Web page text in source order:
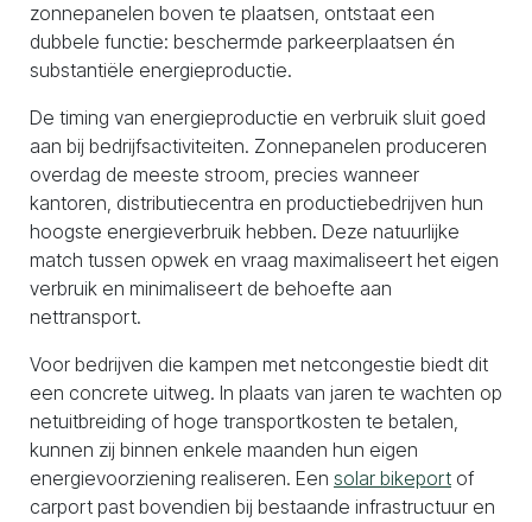
zonnepanelen boven te plaatsen, ontstaat een
dubbele functie: beschermde parkeerplaatsen én
substantiële energieproductie.
De timing van energieproductie en verbruik sluit goed
aan bij bedrijfsactiviteiten. Zonnepanelen produceren
overdag de meeste stroom, precies wanneer
kantoren, distributiecentra en productiebedrijven hun
hoogste energieverbruik hebben. Deze natuurlijke
match tussen opwek en vraag maximaliseert het eigen
verbruik en minimaliseert de behoefte aan
nettransport.
Voor bedrijven die kampen met netcongestie biedt dit
een concrete uitweg. In plaats van jaren te wachten op
netuitbreiding of hoge transportkosten te betalen,
kunnen zij binnen enkele maanden hun eigen
energievoorziening realiseren. Een solar bikeport of
carport past bovendien bij bestaande infrastructuur en